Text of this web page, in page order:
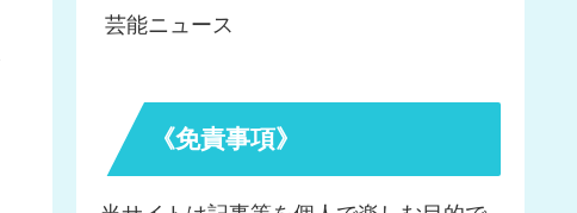
芸能ニュース
《免責事項》